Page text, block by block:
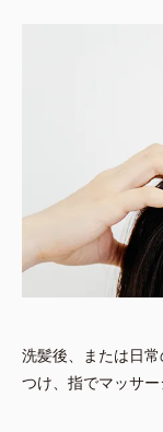
洗髪後、または日
つけ、指でマッサ